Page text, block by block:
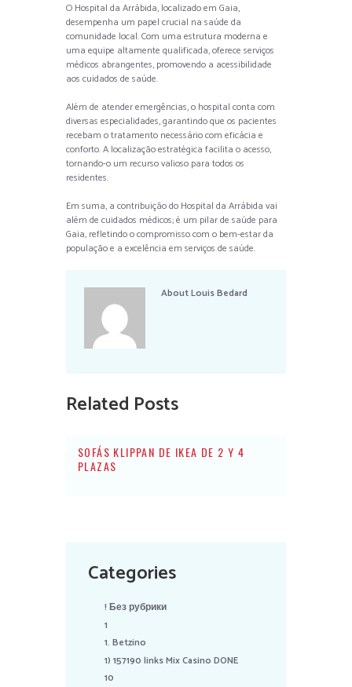
O Hospital da Arrábida, localizado em Gaia,
desempenha um papel crucial na saúde da
comunidade local. Com uma estrutura moderna e
uma equipe altamente qualificada, oferece serviços
médicos abrangentes, promovendo a acessibilidade
aos cuidados de saúde.
Além de atender emergências, o hospital conta com
diversas especialidades, garantindo que os pacientes
recebam o tratamento necessário com eficácia e
conforto. A localização estratégica facilita o acesso,
tornando-o um recurso valioso para todos os
residentes.
Em suma, a contribuição do Hospital da Arrábida vai
além de cuidados médicos; é um pilar de saúde para
Gaia, refletindo o compromisso com o bem-estar da
população e a excelência em serviços de saúde.
AboutLouis Bedard
Related Posts
SOFÁS KLIPPAN DE IKEA DE 2 Y 4
PLAZAS
Categories
! Без рубрики
1
1. Betzino
1) 157190 links Mix Casino DONE
10